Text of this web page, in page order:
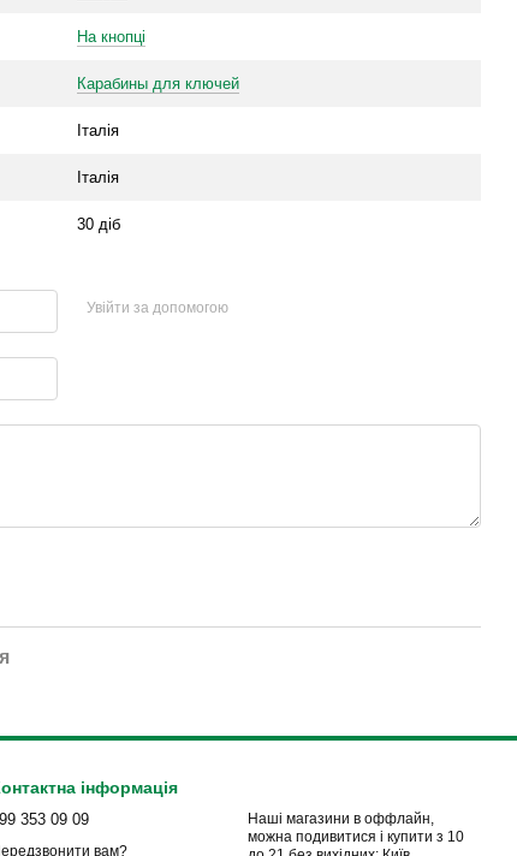
На кнопці
Карабины для ключей
Італія
Італія
30 діб
Увійти за допомогою
інформація
353 09 09
вам?
Наші магазини в оффлайн,
можна подивитися і купити з 10